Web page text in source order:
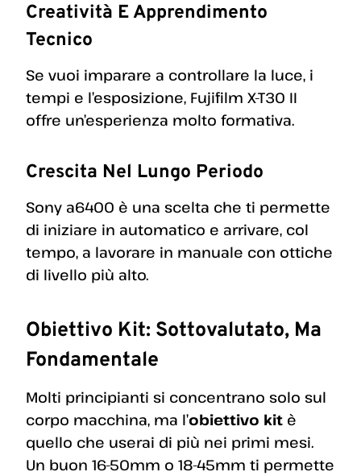
Creatività E Apprendimento
Tecnico
Se vuoi imparare a controllare la luce, i
tempi e l’esposizione, Fujifilm X-T30 II
offre un’esperienza molto formativa.
Crescita Nel Lungo Periodo
Sony a6400 è una scelta che ti permette
di iniziare in automatico e arrivare, col
tempo, a lavorare in manuale con ottiche
di livello più alto.
Obiettivo Kit: Sottovalutato, Ma
Fondamentale
Molti principianti si concentrano solo sul
corpo macchina, ma l’obiettivo kit è
quello che userai di più nei primi mesi.
Un buon 16-50mm o 18-45mm ti permette